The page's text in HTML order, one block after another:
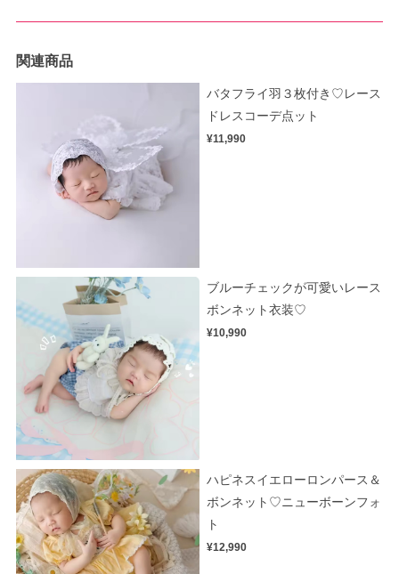
関連商品
バタフライ羽３枚付き♡レース
ドレスコーデ点ット
¥11,990
ブルーチェックが可愛いレース
ボンネット衣装♡
¥10,990
ハピネスイエローロンパース＆
ボンネット♡ニューボーンフォ
ト
¥12,990